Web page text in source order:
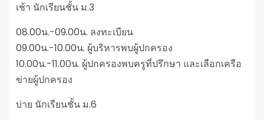
เช้า นักเรียนชั้น ม.3
08.00น.-09.00น. ลงทะเบียน
09.00น.-10.00น. ผู้บริหารพบผู้ปกครอง
10.00น.-11.00น. ผู้ปกครองพบครูที่ปรึกษา และเลือกเครือ
ข่ายผู้ปกครอง
บ่าย นักเรียนชั้น ม.6